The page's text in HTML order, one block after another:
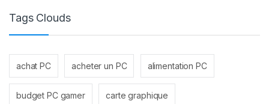
Tags Clouds
achat PC acheter un PC alimentation PC
budget PC gamer carte graphique